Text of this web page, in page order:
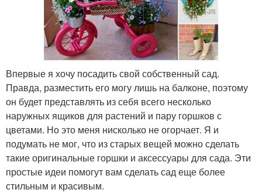
Впервые я хочу посадить свой собственный сад.
Правда, разместить его могу лишь на балконе, поэтому
он будет представлять из себя всего несколько
наружных ящиков для растений и пару горшков с
цветами. Но это меня нисколько не огорчает. Я и
подумать не мог, что из старых вещей можно сделать
такие оригинальные горшки и аксессуары для сада. Эти
простые идеи помогут вам сделать сад еще более
стильным и красивым.